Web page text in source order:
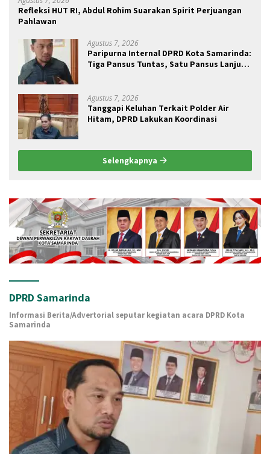
Refleksi HUT RI, Abdul Rohim Suarakan Spirit Perjuangan
Pahlawan
Agustus 7, 2026
Paripurna Internal DPRD Kota Samarinda:
Tiga Pansus Tuntas, Satu Pansus Lanjut
Agustus 7, 2026
Tanggapi Keluhan Terkait Polder Air
Hitam, DPRD Lakukan Koordinasi
Selengkapnya
DPRD Samarinda
Informasi Berita/Advertorial seputar kegiatan acara DPRD Kota
Samarinda